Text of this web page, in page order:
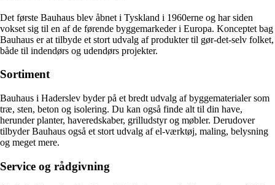
Det første Bauhaus blev åbnet i Tyskland i 1960erne og har siden
vokset sig til en af de førende byggemarkeder i Europa. Konceptet bag
Bauhaus er at tilbyde et stort udvalg af produkter til gør-det-selv folket,
både til indendørs og udendørs projekter.
Sortiment
Bauhaus i Haderslev byder på et bredt udvalg af byggematerialer som
træ, sten, beton og isolering. Du kan også finde alt til din have,
herunder planter, haveredskaber, grilludstyr og møbler. Derudover
tilbyder Bauhaus også et stort udvalg af el-værktøj, maling, belysning
og meget mere.
Service og rådgivning